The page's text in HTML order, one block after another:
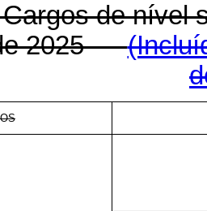
de nível
de 2025